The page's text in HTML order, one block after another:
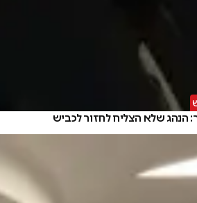
הנהג שלא הצליח לחזור לכביש